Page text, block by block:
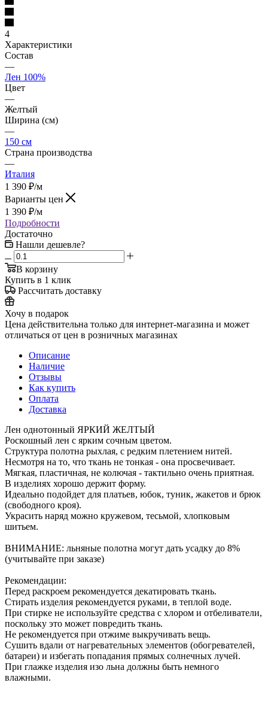
4
Характеристики
Состав
—
Лен 100%
Цвет
—
Желтый
Ширина (см)
—
150 см
Страна производства
—
Италия
1 390 ₽/м
Варианты цен
1 390 ₽/м
Подробности
Достаточно
Нашли дешевле?
В корзину
Купить в 1 клик
Рассчитать доставку
Хочу в подарок
Цена действительна только для интернет-магазина и может
отличаться от цен в розничных магазинах
Описание
Наличие
Отзывы
Как купить
Оплата
Доставка
Лен однотонный ЯРКИЙ ЖЕЛТЫЙ
Роскошный лен с ярким сочным цветом.
Структура полотна рыхлая, с редким плетением нитей.
Несмотря на то, что ткань не тонкая - она просвечивает.
Мягкая, пластичная, не колючая - тактильно очень приятная.
В изделиях хорошо держит форму.
Идеально подойдет для платьев, юбок, туник, жакетов и брюк
(свободного кроя).
Украсить наряд можно кружевом, тесьмой, хлопковым
шитьем.
ВНИМАНИЕ: льняные полотна могут дать усадку до 8%
(учитывайте при заказе)
Рекомендации:
Перед раскроем рекомендуется декатировать ткань.
Стирать изделия рекомендуется руками, в теплой воде.
При стирке не используйте средства с хлором и отбеливатели,
поскольку это может повредить ткань.
Не рекомендуется при отжиме выкручивать вещь.
Сушить вдали от нагревательных элементов (обогревателей,
батареи) и избегать попадания прямых солнечных лучей.
При глажке изделия изо льна должны быть немного
влажными.